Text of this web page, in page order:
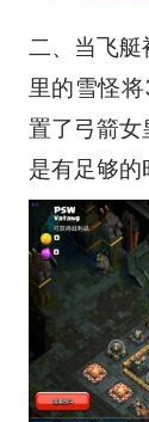
二、当飞
里的雪怪
置了弓箭
是有足够的